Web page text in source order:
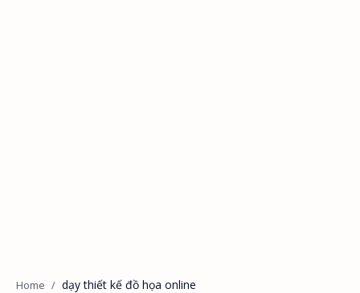
dạy thiết kế đồ họa online